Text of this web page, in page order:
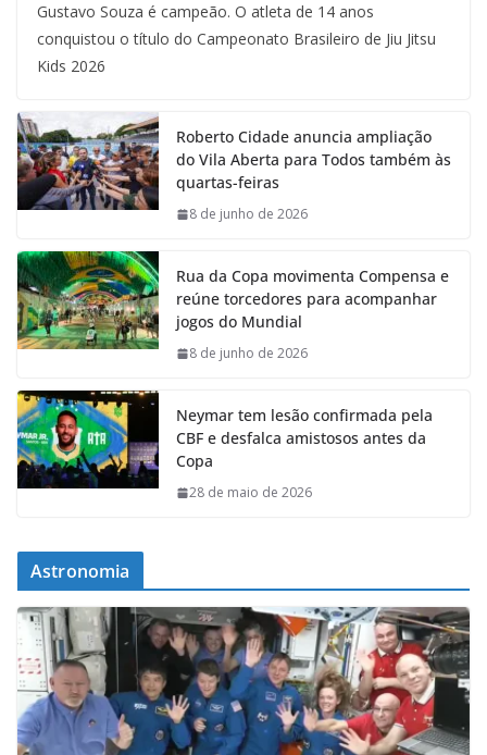
Gustavo Souza é campeão. O atleta de 14 anos
conquistou o título do Campeonato Brasileiro de Jiu Jitsu
Kids 2026
Roberto Cidade anuncia ampliação
do Vila Aberta para Todos também às
quartas-feiras
8 de junho de 2026
Rua da Copa movimenta Compensa e
reúne torcedores para acompanhar
jogos do Mundial
8 de junho de 2026
Neymar tem lesão confirmada pela
CBF e desfalca amistosos antes da
Copa
28 de maio de 2026
Astronomia